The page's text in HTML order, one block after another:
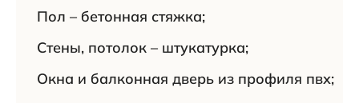
Пол – бетонная стяжка;
Стены, потолок – штукатурка;
Окна и балконная дверь из профиля пвх;